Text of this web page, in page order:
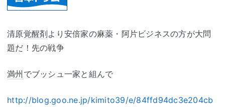
清原覚醒剤より安倍家の麻薬・阿片ビジネスの方が大問
題だ！先の戦争
満州 でブッシュ一家と組んで
http://blog.goo.ne.jp/kimito39/e/84ffd94dc3e204cb